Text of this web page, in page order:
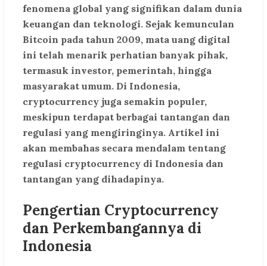
fenomena global yang signifikan dalam dunia
keuangan dan teknologi. Sejak kemunculan
Bitcoin pada tahun 2009, mata uang digital
ini telah menarik perhatian banyak pihak,
termasuk investor, pemerintah, hingga
masyarakat umum. Di Indonesia,
cryptocurrency juga semakin populer,
meskipun terdapat berbagai tantangan dan
regulasi yang mengiringinya. Artikel ini
akan membahas secara mendalam tentang
regulasi cryptocurrency di Indonesia dan
tantangan yang dihadapinya.
Pengertian Cryptocurrency
dan Perkembangannya di
Indonesia